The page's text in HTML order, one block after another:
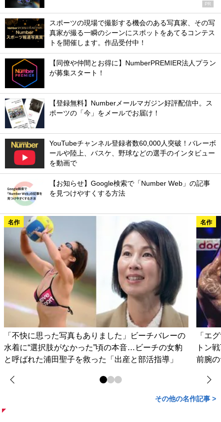
PR
スポーツの現場で撮影する機会のある写真家、その写
真家が撮る一瞬のシーンにスポットをあてるコンテス
トを開催します。作品受付中！
【同僚や仲間とお得に】NumberPREMIER法人プラン
が募集スタート！
【登録無料】Numberメールマガジン好評配信中。ス
ポーツの「今」をメールでお届け！
YouTubeチャンネル登録者数60,000人突破！バレーボ
ールや陸上、バスケ、野球などの選手のインタビュー
を動画で
【お知らせ】Google検索で「Number Web」の記事
を見つけやすくする方法
名作
「不快に思った写真もありました」ビーチバレーの
水着に“選択肢がなかった”頃の本音…ビーチの女豹
と呼ばれた浦田聖子を救った「出産と部活指導」
名作
「エ
トン
前腕
その他の名作記事 >